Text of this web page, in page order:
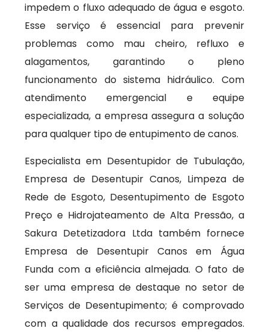
impedem o fluxo adequado de água e esgoto.
Esse serviço é essencial para prevenir
problemas como mau cheiro, refluxo e
alagamentos, garantindo o pleno
funcionamento do sistema hidráulico. Com
atendimento emergencial e equipe
especializada, a empresa assegura a solução
para qualquer tipo de entupimento de canos.
Especialista em Desentupidor de Tubulação,
Empresa de Desentupir Canos, Limpeza de
Rede de Esgoto, Desentupimento de Esgoto
Preço e Hidrojateamento de Alta Pressão, a
Sakura Detetizadora Ltda também fornece
Empresa de Desentupir Canos em Água
Funda com a eficiência almejada. O fato de
ser uma empresa de destaque no setor de
Serviços de Desentupimento; é comprovado
com a qualidade dos recursos empregados.